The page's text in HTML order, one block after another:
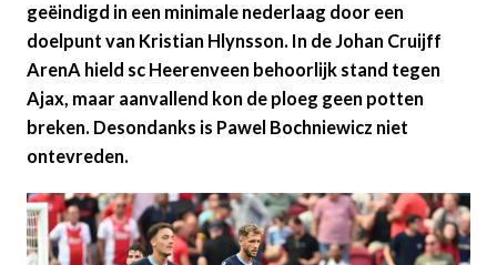
geëindigd in een minimale nederlaag door een
doelpunt van Kristian Hlynsson. In de Johan Cruijff
ArenA hield sc Heerenveen behoorlijk stand tegen
Ajax, maar aanvallend kon de ploeg geen potten
breken. Desondanks is Pawel Bochniewicz niet
ontevreden.